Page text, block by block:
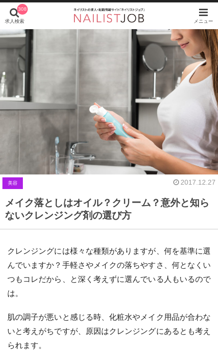
308
求人検索 メニュー
美容 2017.12.27
メイク落としはオイル？クリーム？意外と知ら
ないクレンジング剤の選び方
クレンジングには様々な種類がありますが、何を基準に選
んでいますか？手軽さやメイクの落ちやすさ、何となくい
つもコレだから、と深く考えずに選んでいる人もいるので
は。
肌の調子が悪いと感じる時、化粧水やメイク用品が合わな
いと考えがちですが、原因はクレンジングにあるとも考え
られます。